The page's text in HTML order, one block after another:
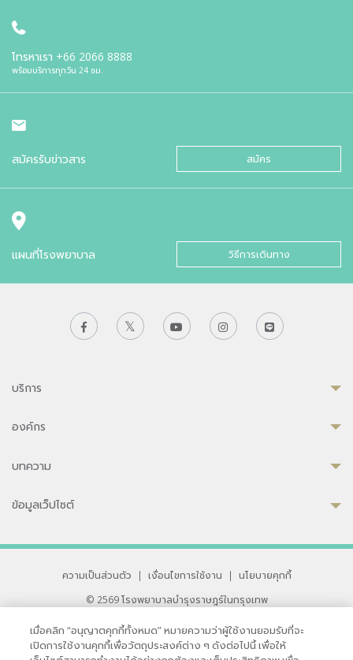
โทรหาเรา +66 2066 8888
พร้อมบริการทุกวัน 24 ชม.
สมัครรับข่าวสาร สมัคร
แผนที่โรงพยาบาล วิธีการเดินทาง
บริการ
องค์กร
บทความ
ข้อมูลเว็ปไซต์
ความเป็นส่วนตัว | เงื่อนไขการใช้งาน |
นโยบายคุกกี้
© 2569 โรงพยาบาลบำรุงราษฎร์ในกรุงเทพ
33 สุขุมวิท ซอย 3 เขตวัฒนา กรุงเทพ 10110 ประเทศไทย
หากท่านมีข้อคิดเห็นหรือปัญหาในการใช้เว็บไซต์ของเรา
เมื่อคลิก “อนุญาตคุกกี้ทั้งหมด” หมายความว่าผู้ใช้งานยอมรับที่จะ
เปิดการใช้งานคุกกี้เพื่อวัตถุประสงค์ต่าง ๆ ดังต่อไปนี้ เพื่อให้